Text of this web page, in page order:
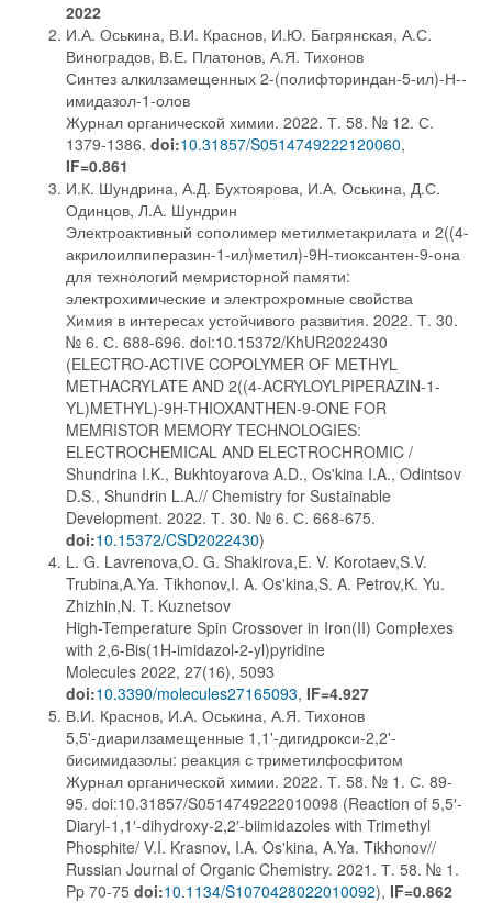
2022
И.А. Оськина, В.И. Краснов, И.Ю. Багрянская, А.С.
Виноградов, В.Е. Платонов, А.Я. Тихонов
Синтез алкилзамещенных 2-(полифториндан-5-ил)-Н--
имидазол-1-олов
Журнал органической химии. 2022. Т. 58. № 12. С.
1379-1386. doi:10.31857/S0514749222120060,
IF=0.861
И.К. Шундрина, А.Д. Бухтоярова, И.А. Оськина, Д.С.
Одинцов, Л.А. Шундрин
Электроактивный сополимер метилметакрилата и 2((4-
акрилоилпиперазин-1-ил)метил)-9Н-тиоксантен-9-она
для технологий мемристорной памяти:
электрохимические и электрохромные свойства
Химия в интересах устойчивого развития. 2022. Т. 30.
№ 6. С. 688-696. doi:10.15372/KhUR2022430
(ELECTRO-ACTIVE COPOLYMER OF METHYL
METHACRYLATE AND 2((4-ACRYLOYLPIPERAZIN-1-
YL)METHYL)-9H-THIOXANTHEN-9-ONE FOR
MEMRISTOR MEMORY TECHNOLOGIES:
ELECTROCHEMICAL AND ELECTROCHROMIC /
Shundrina I.K., Bukhtoyarova A.D., Os'kina I.A., Odintsov
D.S., Shundrin L.A.// Chemistry for Sustainable
Development. 2022. Т. 30. № 6. С. 668-675.
doi:10.15372/CSD2022430)
L. G. Lavrenova,O. G. Shakirova,E. V. Korotaev,S.V.
Trubina,A.Ya. Tikhonov,I. A. Os'kina,S. A. Petrov,K. Yu.
Zhizhin,N. T. Kuznetsov
High-Temperature Spin Crossover in Iron(II) Complexes
with 2,6-Bis(1H-imidazol-2-yl)pyridine
Molecules 2022, 27(16), 5093
doi:10.3390/molecules27165093, IF=4.927
В.И. Краснов, И.А. Оськина, А.Я. Тихонов
5,5'-диарилзамещенные 1,1'-дигидрокси-2,2'-
бисимидазолы: реакция с триметилфосфитом
Журнал органической химии. 2022. Т. 58. № 1. С. 89-
95. doi:10.31857/S0514749222010098 (Reaction of 5,5′-
Diaryl-1,1′-dihydroxy-2,2′-biimidazoles with Trimethyl
Phosphite/ V.I. Krasnov, I.A. Os'kina, A.Ya. Tikhonov//
Russian Journal of Organic Chemistry. 2021. Т. 58. № 1.
Pp 70-75 doi:10.1134/S1070428022010092), IF=0.862